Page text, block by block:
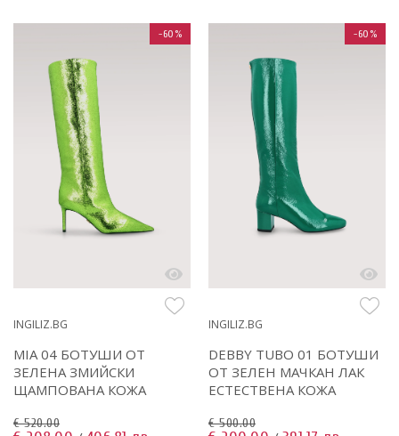
-60%
INGILIZ.BG
MIA 04 БОТУШИ ОТ
ЗЕЛЕНА ЗМИЙСКИ
ЩАМПОВАНА КОЖА
€ 520.00
-60%
INGILIZ.BG
DEBBY TUBO 01 БОТУШИ
ОТ ЗЕЛЕН МАЧКАН ЛАК
ЕСТЕСТВЕНА КОЖА
€ 500.00